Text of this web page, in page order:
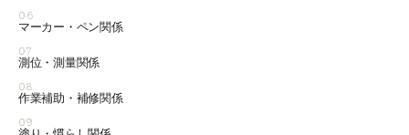
06
マーカー・ペン関係
07
測位・測量関係
08
作業補助・補修関係
09